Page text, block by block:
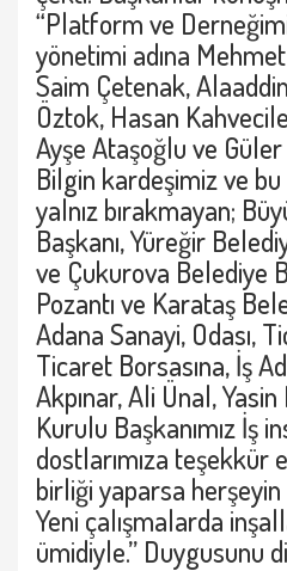
“Platform ve
yönetimi adına
Saim Çetenak,
Öztok, Hasan
Ayşe Ataşoğlu ve
Bilgin kardeşimiz ve
yalnız bırakmayan;
Başkanı, Yüreğir
ve Çukurova Belediye
Pozantı ve Karataş
Adana Sanayi, Odası,
Ticaret Borsasına, İş
Akpınar, Ali Ünal,
Kurulu Başkanımız İş
dostlarımıza teşekkür
birliği yaparsa
Yeni çalışmalarda
ümidiyle.” Duygusunu